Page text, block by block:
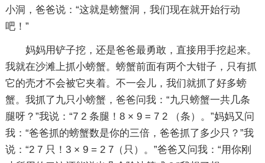
小洞，爸爸说：“这就是螃蟹洞，我们现在就开始行动
吧！”
妈妈用铲子挖，还是爸爸最勇敢，直接用手挖起来。
我就在沙滩上抓小螃蟹。螃蟹前面有两个大钳子，只有抓
它的壳才不会被它夹着。不一会儿，我们就抓了好多螃
蟹。我抓了九只小螃蟹，爸爸问我：“九只螃蟹一共几条
腿呀？”我说：“7 2 条腿！8 × 9 = 7 2 （条）。”妈妈又问
我：“爸爸抓的螃蟹数是你的三倍，爸爸抓了多少只？”我
说：“2 7 只！3 × 9 = 2 7（只）。”爸爸又问我：“用你刚